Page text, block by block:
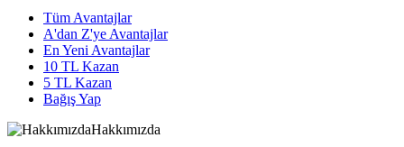
Tüm Avantajlar
A'dan Z'ye Avantajlar
En Yeni Avantajlar
10 TL Kazan
5 TL Kazan
Bağış Yap
Hakkımızda